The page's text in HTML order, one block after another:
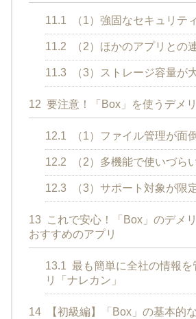
11.1 （1）強固なセキュリティ
11.2 （2）ほかのアプリとの
11.3 （3）ストレージ容量が
12 要注意！「Box」を使うデメ
12.1 （1）ファイル管理が面倒
12.2 （2）多機能で使いづら
12.3 （3）サポート対象が限
13
これで安心！「Box」のデメ
おすすめのアプリ
13.1 最も簡単に全社の情報
リ「ナレカン」
14 【初級編】「Box」の基本的